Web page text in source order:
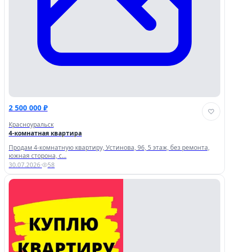
2 500 000 ₽
Красноуральск
4-комнатная квартира
Продам 4-комнатную квартиру, Устинова, 96, 5 этаж, без ремонта,
южная сторона, с...
30.07.2026· 58